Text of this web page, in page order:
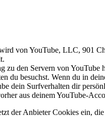
von YouTube, LLC, 901
zu den Servern von YouTube
du besuchst. Wenn du in
dein Surfverhalten dir
aus deinem YouTube-
der Anbieter Cookies ein,